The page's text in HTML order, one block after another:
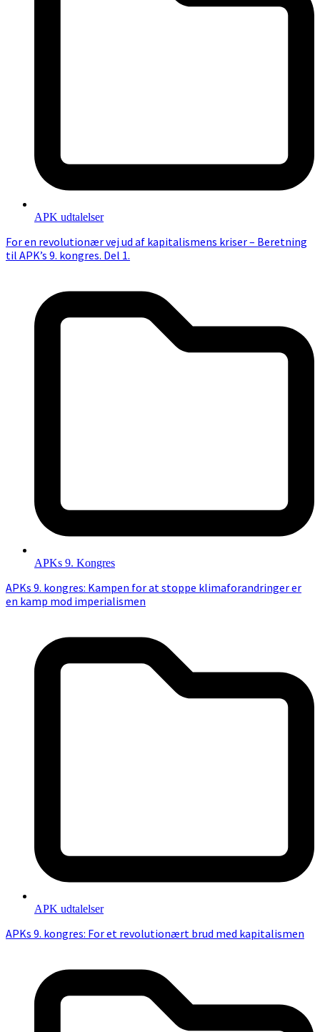
APK udtalelser
For en revolutionær vej ud af kapitalismens kriser – Beretning
til APK’s 9. kongres. Del 1.
APKs 9. Kongres
APKs 9. kongres: Kampen for at stoppe klimaforandringer er
en kamp mod imperialismen
APK udtalelser
APKs 9. kongres: For et revolutionært brud med kapitalismen